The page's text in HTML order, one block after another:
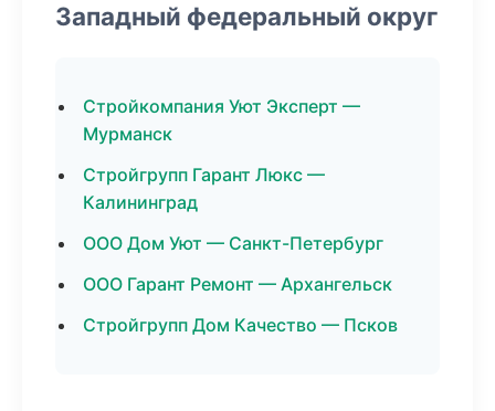
Западный федеральный округ
Стройкомпания Уют Эксперт —
Мурманск
Стройгрупп Гарант Люкс —
Калининград
ООО Дом Уют — Санкт-Петербург
ООО Гарант Ремонт — Архангельск
Стройгрупп Дом Качество — Псков